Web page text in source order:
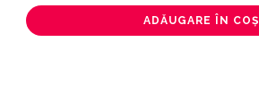
ADĂUGARE ÎN COȘ